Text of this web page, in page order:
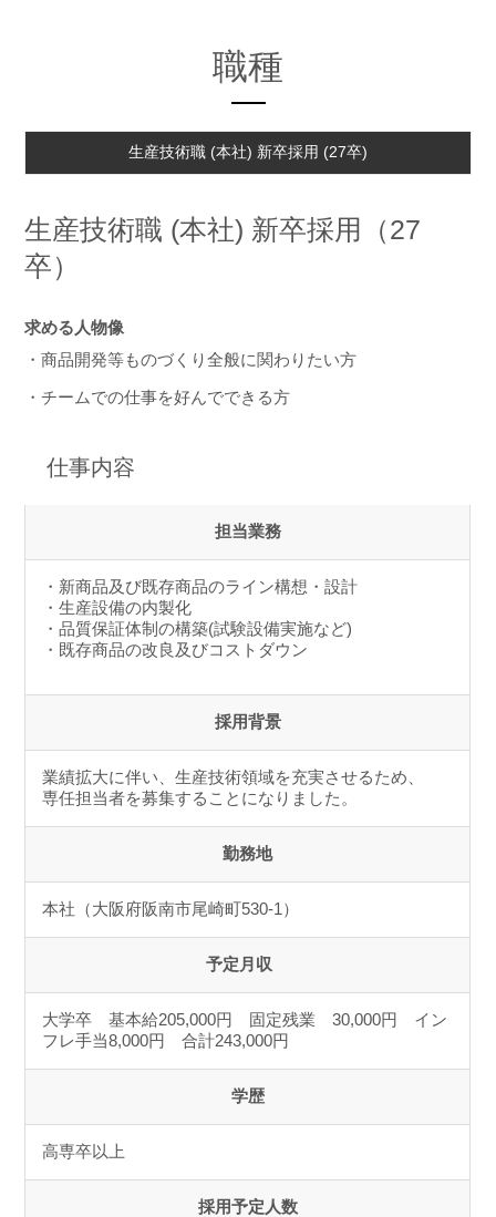
職種
生産技術職 (本社) 新卒採用 (27卒)
生産技術職 (本社) 新卒採用（27
卒）
求める人物像
・商品開発等ものづくり全般に関わりたい方
・チームでの仕事を好んでできる方
仕事内容
担当業務
・新商品及び既存商品のライン構想・設計
・生産設備の内製化
・品質保証体制の構築(試験設備実施など)
・既存商品の改良及びコストダウン
採用背景
業績拡大に伴い、生産技術領域を充実させるため、
専任担当者を募集することになりました。
勤務地
本社（大阪府阪南市尾崎町530-1）
予定月収
大学卒 基本給205,000円 固定残業 30,000円 イン
フレ手当8,000円 合計243,000円
学歴
高専卒以上
採用予定人数